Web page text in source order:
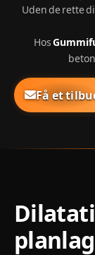
Uden de rette
Hos
Få et